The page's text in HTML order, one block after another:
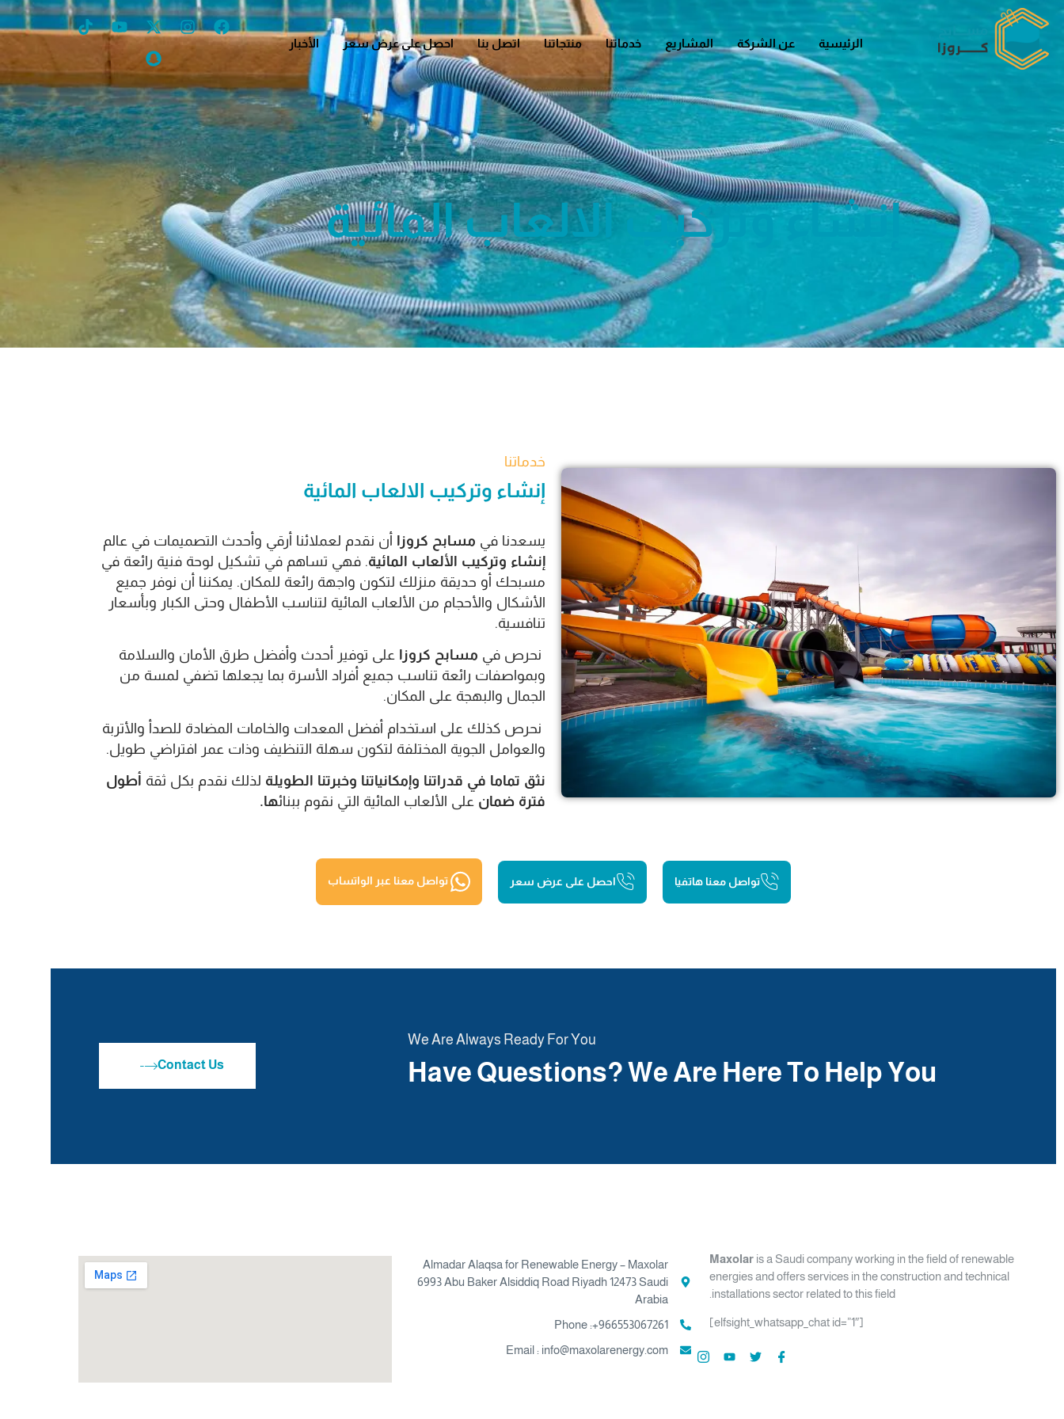
الرئيسية عن الشركة المشاريع خدماتنا منتجاتنا اتصل بنا احصل على عرض سعر الأخبار
إنشاء وتركيب الالعاب المائية
خدماتنا
إنشاء وتركيب الالعاب المائية
يسعدنا في مسابح كروزا أن نقدم لعملائنا أرقي وأحدث التصميمات في عالم
إنشاء وتركيب الألعاب المائية. فهي تساهم في تشكيل لوحة فنية رائعة في
مسبحك أو حديقة منزلك لتكون واجهة رائعة للمكان. يمكننا أن نوفر جميع
الأشكال والأحجام من الألعاب المائية لتناسب الأطفال وحتى الكبار وبأسعار
تنافسية.
نحرص في مسابح كروزا على توفير أحدث وأفضل طرق الأمان والسلامة
وبمواصفات رائعة تناسب جميع أفراد الأسرة بما يجعلها تضفي لمسة من
الجمال والبهجة على المكان.
نحرص كذلك على استخدام أفضل المعدات والخامات المضادة للصدأ والأتربة
والعوامل الجوية المختلفة لتكون سهلة التنظيف وذات عمر افتراضي طويل.
نثق تماما في قدراتنا وإمكانياتنا وخبرتنا الطويلة لذلك نقدم بكل ثقة أطول
فترة ضمان على الألعاب المائية التي نقوم ببنائها.
تواصل معنا هاتفيا احصل على عرض سعر تواصل معنا عبر الواتساب
We Are Always Ready For You
Have Questions? We Are Here To Help You
Contact Us
Maxolar is a Saudi company working in the field of renewable
energies and offers services in the construction and technical
installations sector related to this field.
[elfsight_whatsapp_chat id=”1″]
Almadar Alaqsa for Renewable Energy – Maxolar
6993 Abu Baker Alsiddiq Road Riyadh 12473 Saudi
Arabia
Phone :+966553067261
Email : info@maxolarenergy.com